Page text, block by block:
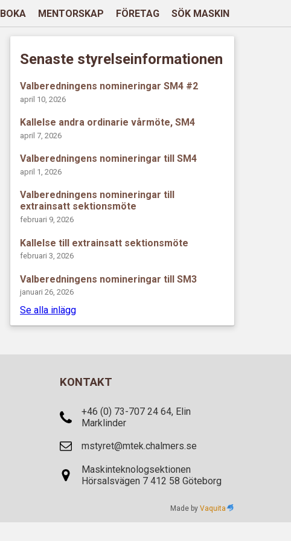
BOKA MENTORSKAP FÖRETAG SÖK MASKIN
Senaste styrelseinformationen
Valberedningens nomineringar SM4 #2
april 10, 2026
Kallelse andra ordinarie vårmöte, SM4
april 7, 2026
Valberedningens nomineringar till SM4
april 1, 2026
Valberedningens nomineringar till
extrainsatt sektionsmöte
februari 9, 2026
Kallelse till extrainsatt sektionsmöte
februari 3, 2026
Valberedningens nomineringar till SM3
januari 26, 2026
Se alla inlägg
KONTAKT
+46 (0) 73-707 24 64, Elin
Marklinder
mstyret@mtek.chalmers.se
Maskinteknologsektionen
Hörsalsvägen 7 412 58 Göteborg
Made byVaquita